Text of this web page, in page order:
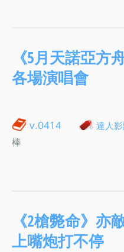
《5月天諾亞方
各場演唱會
v.0414 達人
棒
《2槍斃命》亦
上嘴炮打不停